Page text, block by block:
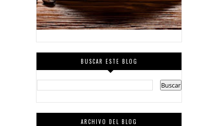
BUSCAR ESTE BLOG
ARCHIVO DEL BLOG